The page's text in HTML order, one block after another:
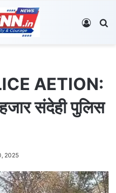
Log In
AETION:
संदेही पुलिस
2025